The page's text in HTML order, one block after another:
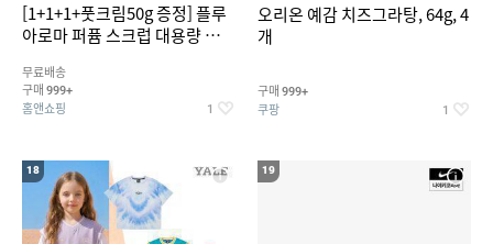
[1+1+1+풋크림50g 증정] 플루
아로마 퍼퓸 스크럽 대용량 바디
무료배송
구매 999+
홈앤쇼핑 1
오리온 예감 치즈그라탕, 64g, 4
개
구매 999+
쿠팡 1
18 19